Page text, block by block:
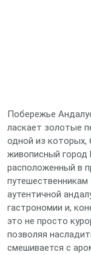
Побережье
ласкает золотые
одной из которых,
живописный город
расположенный в
путешественникам
аутентичной
гастрономии и,
это не просто
позволяя
смешивается с